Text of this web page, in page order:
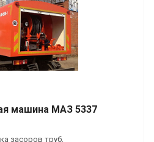
машина МАЗ 5337
засоров труб,